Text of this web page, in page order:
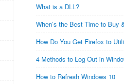
What is a DLL?
When’s the Best Time to Buy
How Do You Get Firefox to
4 Methods to Log Out in
How to Refresh Windows 10